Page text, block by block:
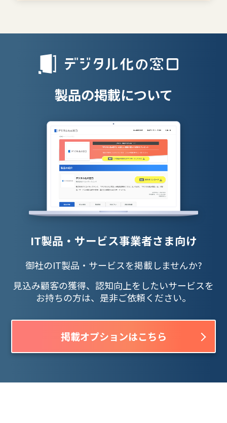
授業支援シス
製品の掲載について
IT製品・サービス事業者さま向け
御社のIT製品・サービスを掲載しませんか?
見込み顧客の獲得、認知向上をしたいサービスを
お持ちの方は、是非ご依頼ください。
掲載オプションはこちら